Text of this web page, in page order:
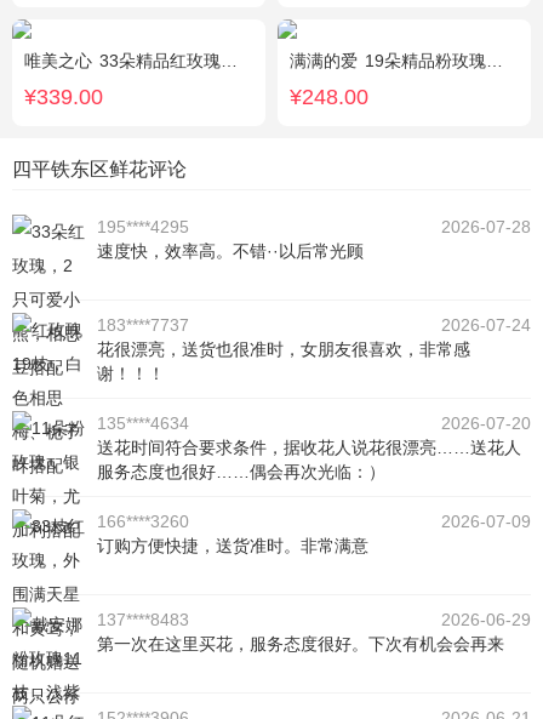
唯美之心 33朵精品红玫瑰，搭配适量相思梅。
¥339.00
满满的爱 19朵精品粉玫瑰，搭配适量紫色勿忘我间插。
¥248.00
四平铁东区鲜花评论
195****4295
2026-07-28
速度快，效率高。不错··以后常光顾
183****7737
2026-07-24
花很漂亮，送货也很准时，女朋友很喜欢，非常感
谢！！！
135****4634
2026-07-20
送花时间符合要求条件，据收花人说花很漂亮……送花人
服务态度也很好……偶会再次光临：）
166****3260
2026-07-09
订购方便快捷，送货准时。非常满意
137****8483
2026-06-29
第一次在这里买花，服务态度很好。下次有机会会再来